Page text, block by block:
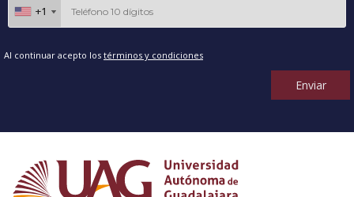
+1
+1
Al continuar acepto los términos y condiciones
Enviar